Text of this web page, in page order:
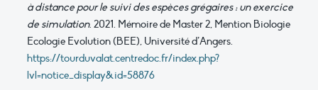
à distance pour le suivi des espèces grégaires : un exercice
de simulation. 2021. Mémoirede Master 2, Mention Biologie
Ecologie Evolution (BEE), Université d’Angers.
https://tourduvalat.centredoc.fr/index.php?
lvl=notice_display&id=58876